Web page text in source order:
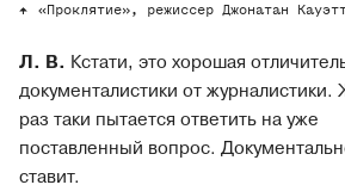
«Проклятие», режиссер Джонатан
Л. В. Кстати, это хорошая
документалистики от журналистики.
раз таки пытается ответить на уже
поставленный вопрос.
ставит.